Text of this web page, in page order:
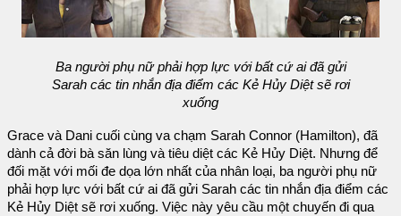
Ba người phụ nữ phải hợp lực với bất cứ ai đã gửi
Sarah các tin nhắn địa điểm các Kẻ Hủy Diệt sẽ rơi
xuống
Grace và Dani cuối cùng va chạm Sarah Connor (Hamilton), đã
dành cả đời bà săn lùng và tiêu diệt các Kẻ Hủy Diệt. Nhưng để
đối mặt với mối đe dọa lớn nhất của nhân loại, ba người phụ nữ
phải hợp lực với bất cứ ai đã gửi Sarah các tin nhắn địa điểm các
Kẻ Hủy Diệt sẽ rơi xuống. Việc này yêu cầu một chuyến đi qua